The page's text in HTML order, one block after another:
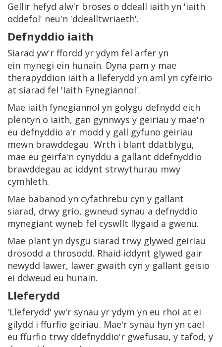
Gellir hefyd alw'r broses o ddeall iaith yn 'iaith
oddefol' neu'n 'ddealltwriaeth'.
Defnyddio iaith
Siarad yw'r ffordd yr ydym fel arfer yn
ein mynegi ein hunain. Dyna pam y mae
therapyddion iaith a lleferydd yn aml yn cyfeirio
at siarad fel 'Iaith Fynegiannol'.
Mae iaith fynegiannol yn golygu defnydd eich
plentyn o iaith, gan gynnwys y geiriau y mae'n
eu defnyddio a'r modd y gall gyfuno geiriau
mewn brawddegau. Wrth i blant ddatblygu,
mae eu geirfa'n cynyddu a gallant ddefnyddio
brawddegau ac iddynt strwythurau mwy
cymhleth.
Mae babanod yn cyfathrebu cyn y gallant
siarad, drwy grio, gwneud synau a defnyddio
mynegiant wyneb fel cyswllt llygaid a gwenu.
Mae plant yn dysgu siarad trwy glywed geiriau
drosodd a throsodd. Rhaid iddynt glywed gair
newydd lawer, lawer gwaith cyn y gallant geisio
ei ddweud eu hunain.
Lleferydd
'Lleferydd' yw'r synau yr ydym yn eu rhoi at ei
gilydd i ffurfio geiriau. Mae'r synau hyn yn cael
eu ffurfio trwy ddefnyddio'r gwefusau, y tafod, y